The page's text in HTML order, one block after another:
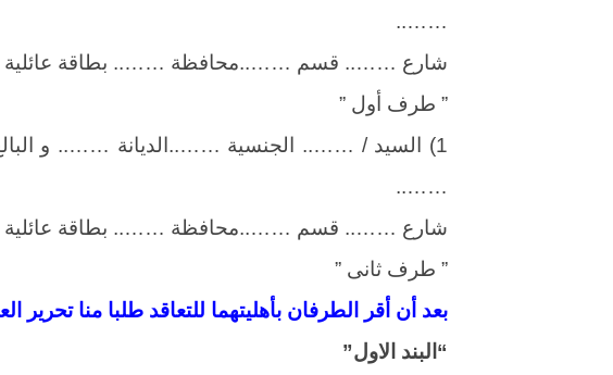
……..
شارع …….. قسم ……..محافظة …….. بطاقة
” طرف أول ”
1) السيد / …….. الجنسية ……..الديانة …….. و
……..
شارع …….. قسم ……..محافظة …….. بطاقة
” طرف ثانى ”
بعد أن أقر الطرفان بأهليتهما للتعاقد طلبا منا تحرير
“البند الاول”